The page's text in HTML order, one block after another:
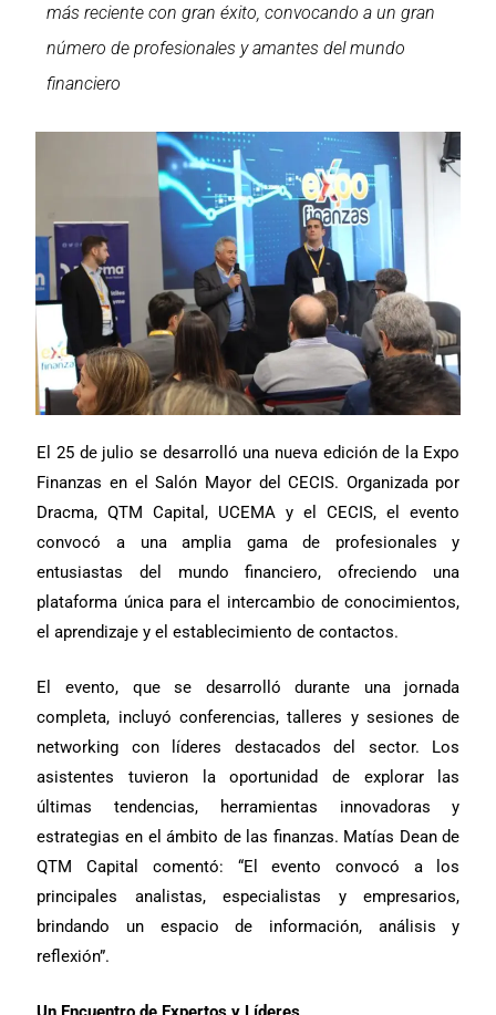
más reciente con gran éxito, convocando a un gran
número de profesionales y amantes del mundo
financiero
El 25 de julio se desarrolló una nueva edición de la Expo
Finanzas en el Salón Mayor del CECIS. Organizada por
Dracma, QTM Capital, UCEMA y el CECIS, el evento
convocó a una amplia gama de profesionales y
entusiastas del mundo financiero, ofreciendo una
plataforma única para el intercambio de conocimientos,
el aprendizaje y el establecimiento de contactos.
El evento, que se desarrolló durante una jornada
completa, incluyó conferencias, talleres y sesiones de
networking con líderes destacados del sector. Los
asistentes tuvieron la oportunidad de explorar las
últimas tendencias, herramientas innovadoras y
estrategias en el ámbito de las finanzas. Matías Dean de
QTM Capital comentó: “El evento convocó a los
principales analistas, especialistas y empresarios,
brindando un espacio de información, análisis y
reflexión”.